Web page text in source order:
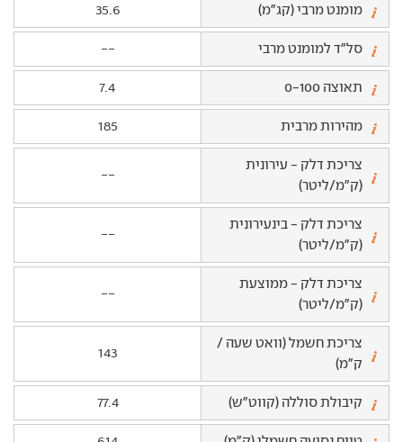
מומנט מרבי (קג"מ) 35.6
סל"ד למומנט מרבי --
תאוצה 0-100 7.4
מהירות מרבית 185
צריכת דלק - עירונית
(ק"מ/ליטר)
--
צריכת דלק - בינעירונית
(ק"מ/ליטר)
--
צריכת דלק - ממוצעת
(ק"מ/ליטר)
--
צריכת חשמל (וואט שעה /
ק"מ)
143
קיבולת סוללה (קווט"ש) 77.4